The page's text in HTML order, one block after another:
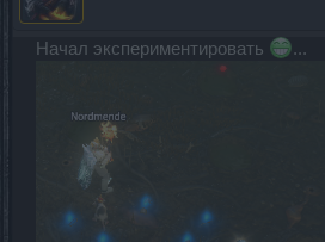
Начал экспериментировать ...